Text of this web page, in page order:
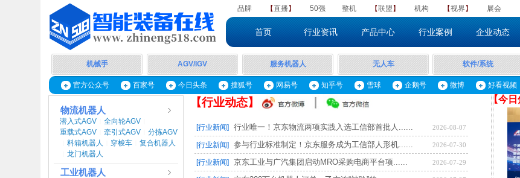
品牌 【直播】 50强 整机 ​【联盟 】 机构 【视界 】 展会
首页 行业资讯 产品中心 行业案例 企业动态
软件/系统
无人车
机械手 服务机器人
AGV/IGV
官方公众号 百家号 今日头条 搜狐号 网易号 知乎号 雪球 企鹅号 微博 好看视频
【​今日
【行业动态】
物流机器人
潜入式AGV 全向轮AGV
重载式AGV 牵引式AGV 分拣AGV
料箱机器人 穿梭车 复合机器人
龙门机器人
工业机器人
[行业新闻] 行业唯一！京东物流两项实践入选工信部首批人...... 2026-08-07
[行业新闻] 参与行业标准制定！京东服务成为工信部人形机...... 2026-07-30
[行业新闻] 京东工业与广汽集团启动MRO采购电商平台项...... 2026-07-29